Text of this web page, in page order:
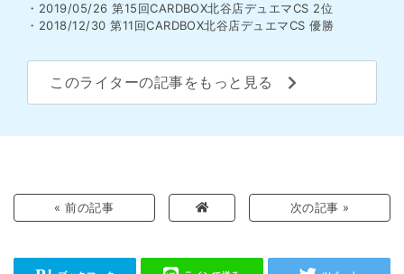
・2019/05/26 第15回CARDBOX北谷店デュエマCS 2位
・2018/12/30 第11回CARDBOX北谷店デュエマCS 優勝
このライターの記事をもっと見る
« 前の記事 次の記事 »